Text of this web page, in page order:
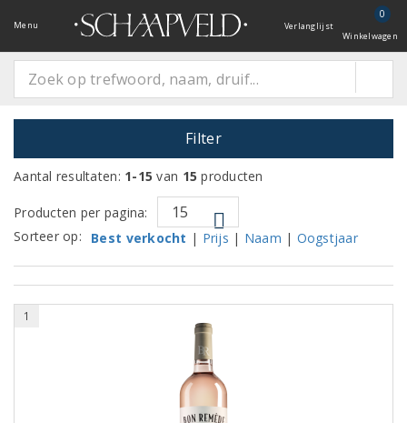
Menu Verlanglijst
0
Winkelwagen
Filter
Aantal resultaten: 1-15 van 15 producten
Producten per pagina:
Sorteer op:
Best verkocht | Prijs | Naam | Oogstjaar
1